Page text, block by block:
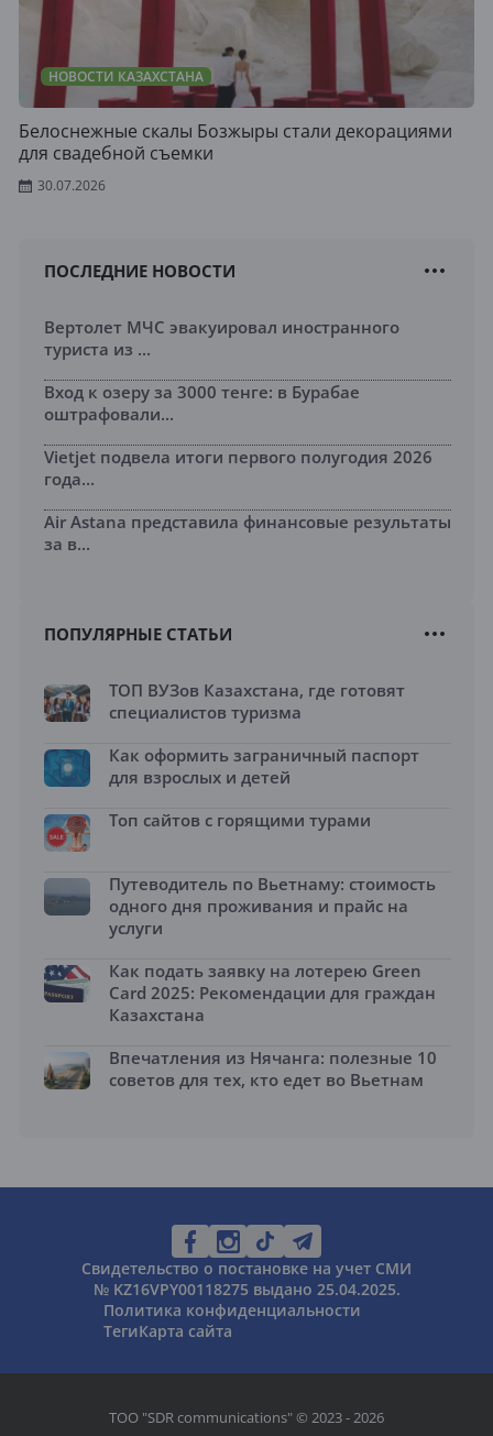
НОВОСТИ КАЗАХСТАНА
Белоснежные скалы Бозжыры стали декорациями
для свадебной съемки
30.07.2026
ПОСЛЕДНИЕ НОВОСТИ
Вертолет МЧС эвакуировал иностранного
туриста из ...
Вход к озеру за 3000 тенге: в Бурабае
оштрафовали...
Vietjet подвела итоги первого полугодия 2026
года...
Air Astana представила финансовые результаты
за в...
ПОПУЛЯРНЫЕ СТАТЬИ
ТОП ВУЗов Казахстана, где готовят
специалистов туризма
Как оформить заграничный паспорт
для взрослых и детей
Топ сайтов с горящими турами
Путеводитель по Вьетнаму: стоимость
одного дня проживания и прайс на
услуги
Как подать заявку на лотерею Green
Card 2025: Рекомендации для граждан
Казахстана
Впечатления из Нячанга: полезные 10
советов для тех, кто едет во Вьетнам
Свидетельство о постановке на учет СМИ
№ KZ16VPY00118275 выдано 25.04.2025.
Политика конфиденциальности
ТегиКарта сайта
ТОО "SDR communications" © 2023 - 2026